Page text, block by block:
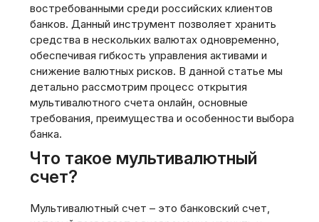
востребованными среди российских клиентов
банков. Данный инструмент позволяет хранить
средства в нескольких валютах одновременно,
обеспечивая гибкость управления активами и
снижение валютных рисков. В данной статье мы
детально рассмотрим процесс открытия
мультивалютного счета онлайн, основные
требования, преимущества и особенности выбора
банка.
Что такое мультивалютный
счет?
Мультивалютный счет – это банковский счет,